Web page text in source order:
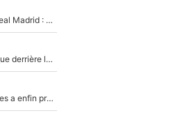
Coup de théâtre en Espagne, Rodri va trahir le Real Madrid : Le Ballon d'Or a choisi de signer au FC Barcelone !
Mercato Analyse : Vincius Jr-Diomandé, la logique derrière la concordance des temps
Rester à Barcelone ou partir au PSG, Ferran Torres a enfin pris sa décision : La course contre la montre est lancée !